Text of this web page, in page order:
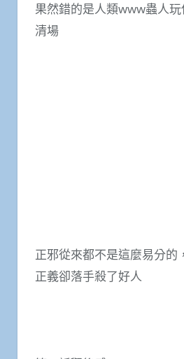
果然錯的是人類www蟲人
清場
正邪從來都不是這麼易分的
正義卻落手殺了好人